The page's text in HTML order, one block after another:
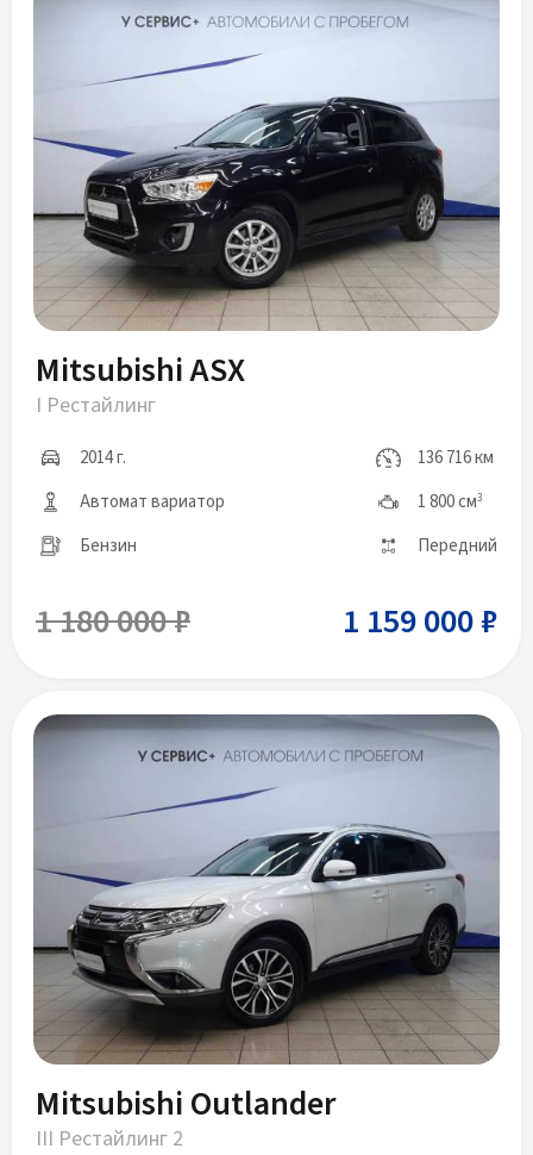
Mitsubishi ASX
I Рестайлинг
2014 г.
136 716 км
Автомат вариатор
1 800 см3
Бензин Передний
1 180 000 ₽ 1 159 000 ₽
Mitsubishi Outlander
III Рестайлинг 2